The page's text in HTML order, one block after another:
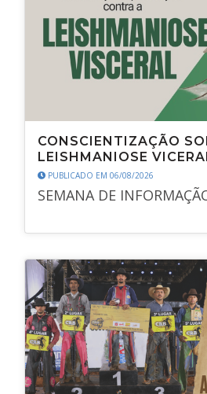
CONSCIENTIZAÇÃO
LEISHMANIOSE
PUBLICADO EM 06/08/2026
SEMANA DE